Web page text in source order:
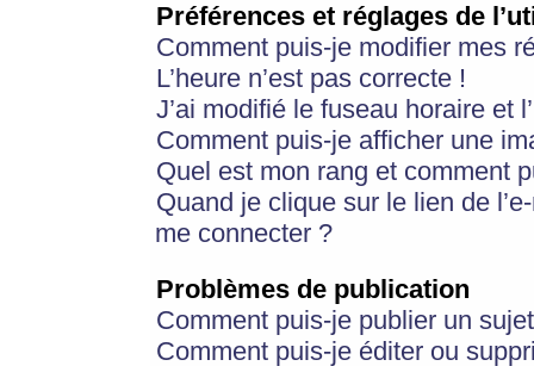
Préférences et réglages de
Comment puis-je modifier mes
L’heure n’est pas correcte !
J’ai modifié le fuseau horaire et
Comment puis-je afficher une
Quel est mon rang et comment
Quand je clique sur le lien de
me connecter ?
Problèmes de publication
Comment puis-je publier un
Comment puis-je éditer ou